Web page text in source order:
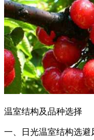
温室结构及品种选择
一、日光温室结构选